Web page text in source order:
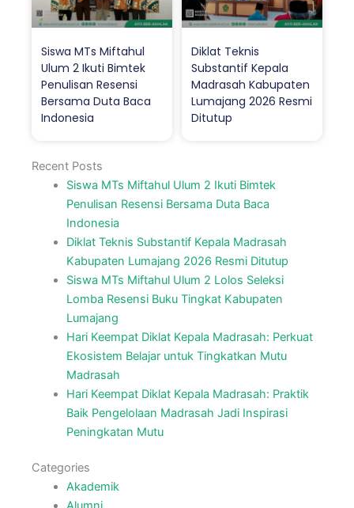
Siswa MTs Miftahul
Ulum 2 Ikuti Bimtek
Penulisan Resensi
Bersama Duta Baca
Indonesia
Diklat Teknis
Substantif Kepala
Madrasah Kabupaten
Lumajang 2026 Resmi
Ditutup
Recent Posts
Siswa MTs Miftahul Ulum 2 Ikuti Bimtek
Penulisan Resensi Bersama Duta Baca
Indonesia
Diklat Teknis Substantif Kepala Madrasah
Kabupaten Lumajang 2026 Resmi Ditutup
Siswa MTs Miftahul Ulum 2 Lolos Seleksi
Lomba Resensi Buku Tingkat Kabupaten
Lumajang
Hari Keempat Diklat Kepala Madrasah: Perkuat
Ekosistem Belajar untuk Tingkatkan Mutu
Madrasah
Hari Keempat Diklat Kepala Madrasah: Praktik
Baik Pengelolaan Madrasah Jadi Inspirasi
Peningkatan Mutu
Categories
Akademik